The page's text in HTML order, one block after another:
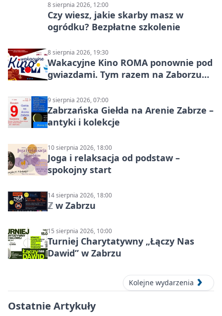
8 sierpnia 2026, 12:00
Czy wiesz, jakie skarby masz w
ogródku? Bezpłatne szkolenie
8 sierpnia 2026, 19:30
Wakacyjne Kino ROMA ponownie pod
gwiazdami. Tym razem na Zaborzu
9 sierpnia 2026, 07:00
Zabrzańska Giełda na Arenie Zabrze –
antyki i kolekcje
10 sierpnia 2026, 18:00
Joga i relaksacja od podstaw –
spokojny start
14 sierpnia 2026, 18:00
ℤ w Zabrzu
15 sierpnia 2026, 10:00
Turniej Charytatywny „Łączy Nas
Dawid” w Zabrzu
Kolejne wydarzenia
Ostatnie Artykuły